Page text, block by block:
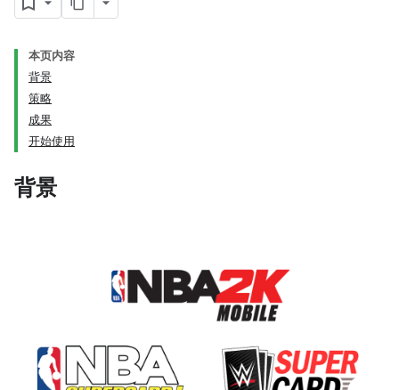
本页内容
背景
策略
成果
开始使用
背景